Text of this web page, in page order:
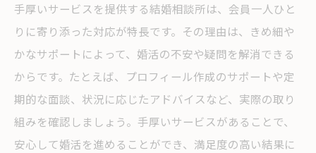
手厚いサービスを提供する結婚相談所は、会員一人ひと
りに寄り添った対応が特長です。その理由は、きめ細や
かなサポートによって、婚活の不安や疑問を解消できる
からです。たとえば、プロフィール作成のサポートや定
期的な面談、状況に応じたアドバイスなど、実際の取り
組みを確認しましょう。手厚いサービスがあることで、
安心して婚活を進めることができ、満足度の高い結果に